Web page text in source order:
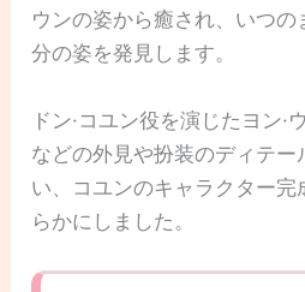
ウンの姿から癒され、いつの
分の姿を発見します。
ドン·コユン役を演じたヨン·
などの外見や扮装のディテー
い、コユンのキャラクター
らかにしました。